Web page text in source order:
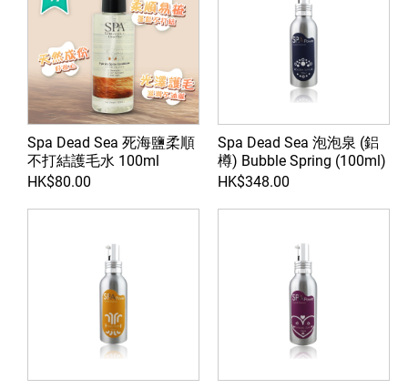
Spa Dead Sea 死海鹽柔順
不打結護毛水 100ml
HK$80.00
Spa Dead Sea 泡泡泉 (鋁
樽) Bubble Spring (100ml)
HK$348.00